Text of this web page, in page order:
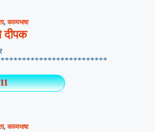
,काव्यभाषा
दीपक
,काव्यभाषा